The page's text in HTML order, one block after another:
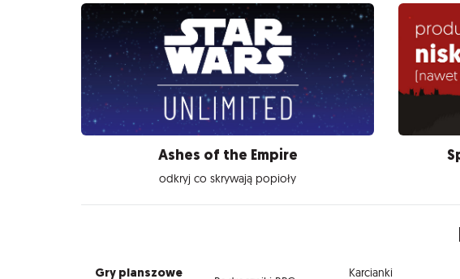
Ashes of the Empire
odkryj co skrywają popioły
Gry planszowe
Karcianki